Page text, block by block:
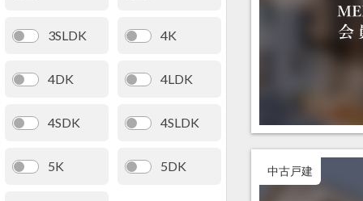
3SLDK 4K
4DK 4LDK
4SDK 4SLDK
5K 5DK 中古戸建